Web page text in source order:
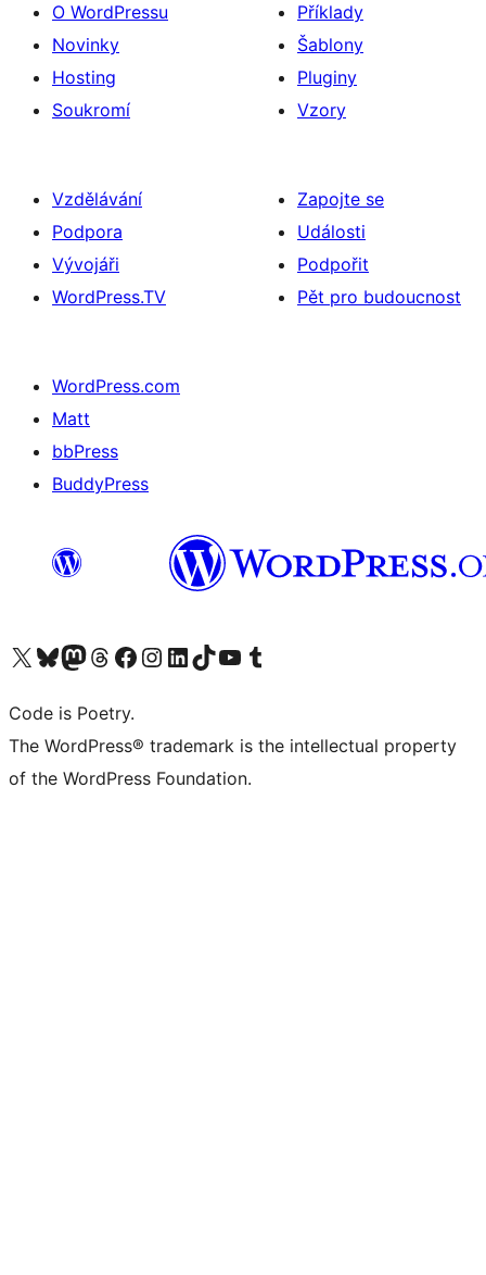
O WordPressu
Novinky
Hosting
Soukromí
Příklady
Šablony
Pluginy
Vzory
Vzdělávání
Podpora
Vývojáři
WordPress.TV
Zapojte se
Události
Podpořit
Pět pro budoucnost
WordPress.com
Matt
bbPress
BuddyPress
Navštivte náš účet na X (dříve Twitter)
Navštivte náš Bluesky účetNavštivte náš účet Mastodon
Navštivte náš Threads účetNavštivte naši stránku na Facebooku
Navštivte náš Instagram účetNavštivte náš LinkedIn účetNavštivte náš TikTok účetNavštivte náš YouTube kanálNavštivte náš Tumblr účet
Code is Poetry.
The WordPress® trademark is the intellectual property
of the WordPress Foundation.